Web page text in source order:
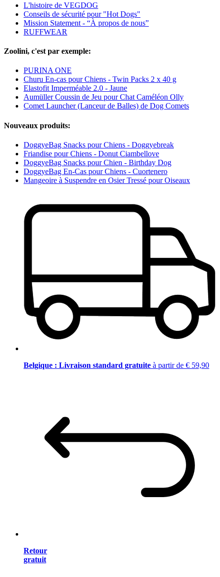
L'histoire de VEGDOG
Conseils de sécurité pour "Hot Dogs"
Mission Statement - “À propos de nous”
RUFFWEAR
Zoolini, c'est par exemple:
PURINA ONE
Churu En-cas pour Chiens - Twin Packs 2 x 40 g
Elastofit Imperméable 2.0 - Jaune
Aumüller Coussin de Jeu pour Chat Caméléon Olly
Comet Launcher (Lanceur de Balles) de Dog Comets
Nouveaux produits:
DoggyeBag Snacks pour Chiens - Doggyebreak
Friandise pour Chiens - Donut Ciambellove
DoggyeBag Snacks pour Chien - Birthday Dog
DoggyeBag En-Cas pour Chiens - Cuortenero
Mangeoire à Suspendre en Osier Tressé pour Oiseaux
Belgique : Livraison standard gratuite à partir de € 59,90
Retour
gratuit